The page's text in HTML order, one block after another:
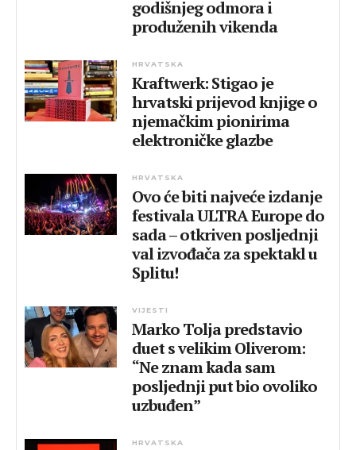
godišnjeg odmora i
produženih vikenda
HRVATSKA
Kraftwerk: Stigao je
hrvatski prijevod knjige o
njemačkim pionirima
elektroničke glazbe
HRVATSKA
Ovo će biti najveće izdanje
festivala ULTRA Europe do
sada – otkriven posljednji
val izvođača za spektakl u
Splitu!
VIJESTI
Marko Tolja predstavio
duet s velikim Oliverom:
“Ne znam kada sam
posljednji put bio ovoliko
uzbuđen”
HRVATSKA